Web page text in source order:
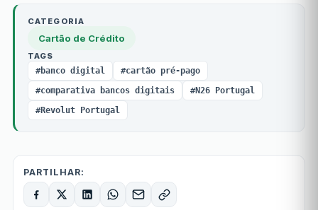
CATEGORIA
Cartão de Crédito
TAGS
#banco digital
#cartão pré-pago
#comparativa bancos digitais
#N26 Portugal
#Revolut Portugal
PARTILHAR: